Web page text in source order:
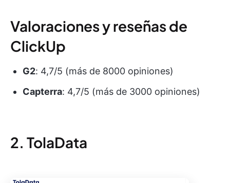
Valoraciones y reseñas de
ClickUp
G2: 4,7/5 (más de 8000 opiniones)
Capterra: 4,7/5 (más de 3000 opiniones)
2. TolaData